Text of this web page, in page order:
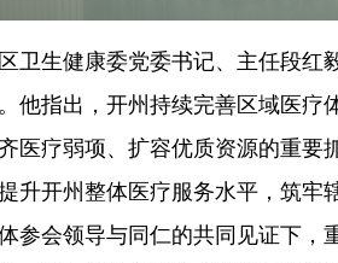
卫生健康委党委书记、主任段红
他指出，开州持续完善区域医疗
医疗弱项、扩容优质资源的重要
升开州整体医疗服务水平，筑牢
参会领导与同仁的共同见证下，